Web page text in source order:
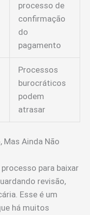
processo de
confirmação
do
pagamento
Processos
burocráticos
podem
atrasar
Mas Ainda Não
para baixar
revisão,
Esse é um
há muitos